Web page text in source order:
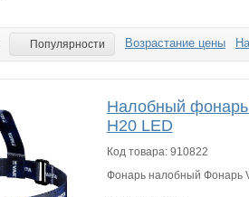
Популярности Возрастание цены
Налобный фонарь
H20 LED
Код товара: 910822
Фонарь налобный Фонарь